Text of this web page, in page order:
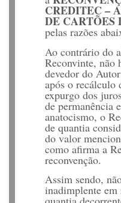
CREDITEC –
DE CARTÕES
pelas razões
Ao contrário do
Reconvinte, não
devedor do
após o recálculo
expurgo dos
de permanência
anatocismo, o
de quantia
do valor
como afirma a
reconvenção.
Assim sendo,
inadimplente em